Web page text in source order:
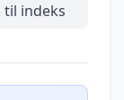
til indeks